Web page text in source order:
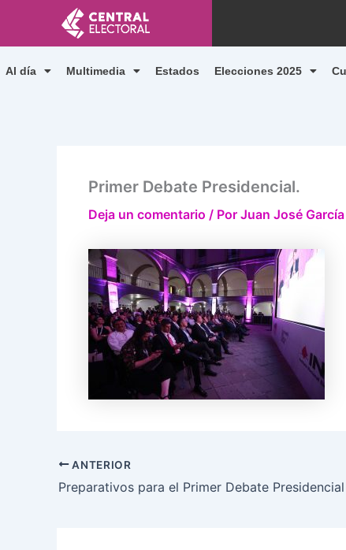
contenido
Al día Multimedia Estados Elecciones 2025
Primer Debate Presidencial.
Deja un comentario / Por Juan José García
ANTERIOR
Preparativos para el Primer Debate Presidencial